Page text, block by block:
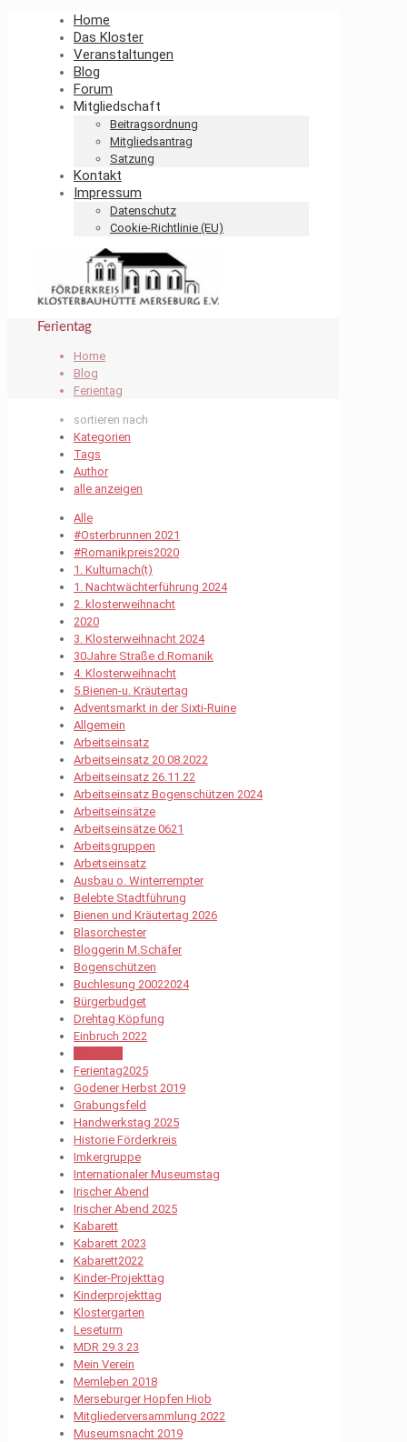
Home
Das Kloster
Veranstaltungen
Blog
Forum
Mitgliedschaft
Beitragsordnung
Mitgliedsantrag
Satzung
Kontakt
Impressum
Datenschutz
Cookie-Richtlinie (EU)
Ferientag
Home
Blog
Ferientag
sortieren nach
Kategorien
Tags
Author
alle anzeigen
Alle
#Osterbrunnen 2021
#Romanikpreis2020
1. Kulturnach(t)
1. Nachtwächterführung 2024
2. klosterweihnacht
2020
3. Klosterweihnacht 2024
30Jahre Straße d.Romanik
4. Klosterweihnacht
5.Bienen-u. Kräutertag
Adventsmarkt in der Sixti-Ruine
Allgemein
Arbeitseinsatz
Arbeitseinsatz 20.08.2022
Arbeitseinsatz 26.11.22
Arbeitseinsatz Bogenschützen 2024
Arbeitseinsätze
Arbeitseinsätze 0621
Arbeitsgruppen
Arbetseinsatz
Ausbau o. Winterrempter
Belebte Stadtführung
Bienen und Kräutertag 2026
Blasorchester
Bloggerin M.Schäfer
Bogenschützen
Buchlesung 20022024
Bürgerbudget
Drehtag Köpfung
Einbruch 2022
Ferientag2025
Godener Herbst 2019
Grabungsfeld
Handwerkstag 2025
Historie Förderkreis
Imkergruppe
Internationaler Museumstag
Irischer Abend
Irischer Abend 2025
Kabarett
Kabarett 2023
Kabarett2022
Kinder-Projekttag
Kinderprojekttag
Klostergarten
Leseturm
MDR 29.3.23
Mein Verein
Memleben 2018
Merseburger Hopfen Hiob
Mitgliederversammlung 2022
Museumsnacht 2019